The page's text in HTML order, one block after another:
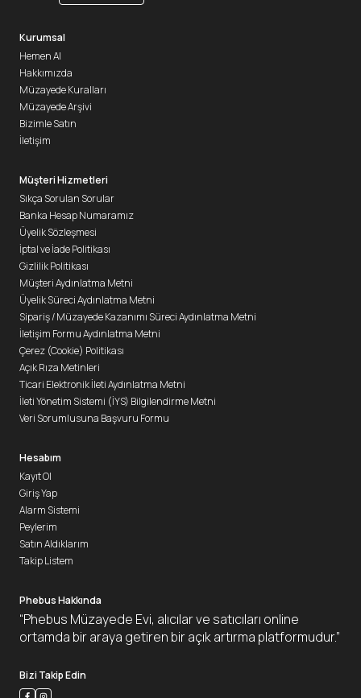
Phebus Hakkında
“Phebus Müzayede Evi, alıcılar ve satıcıları online
ortamda bir araya getiren bir açık artırma platformudur.”
Bizi Takip Edin
Kurumsal
Hemen Al
Hakkımızda
Müzayede Kuralları
Müzayede Arşivi
Bizimle Satın
İletişim
Müşteri Hizmetleri
Sıkça Sorulan Sorular
Banka Hesap Numaramız
Üyelik Sözleşmesi
İptal ve İade Politikası
Gizlilik Politikası
Müşteri Aydınlatma Metni
Üyelik Süreci Aydınlatma Metni
Sipariş / Müzayede Kazanımı Süreci Aydınlatma Metni
İletişim Formu Aydınlatma Metni
Çerez (Cookie) Politikası
Açık Rıza Metinleri
Ticari Elektronik İleti Aydınlatma Metni
İleti Yönetim Sistemi (İYS) Bilgilendirme Metni
Veri Sorumlusuna Başvuru Formu
Hesabım
Kayıt Ol
Giriş Yap
Alarm Sistemi
Peylerim
Satın Aldıklarım
Takip Listem